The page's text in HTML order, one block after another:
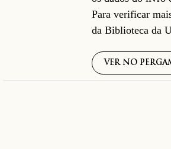
Para verificar
da Biblioteca da
VER NO